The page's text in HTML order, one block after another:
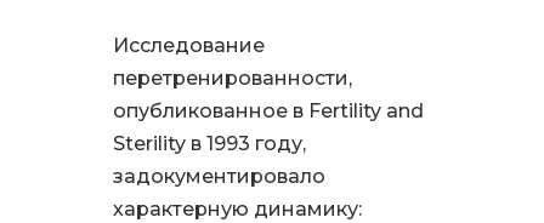
Исследование
перетренированности,
опубликованное в Fertility and
Sterility в 1993 году,
задокументировало
характерную динамику: